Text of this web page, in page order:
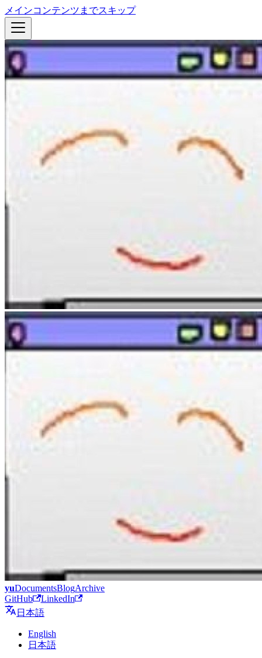
メインコンテンツまでスキップ
yuDocumentsBlogArchive
GitHub
LinkedIn
日本語
English
日本語